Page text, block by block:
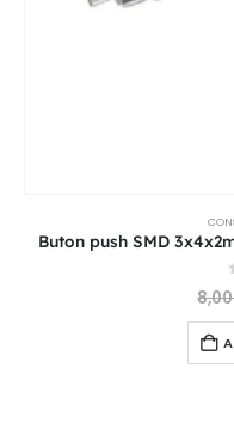
Buton push SMD